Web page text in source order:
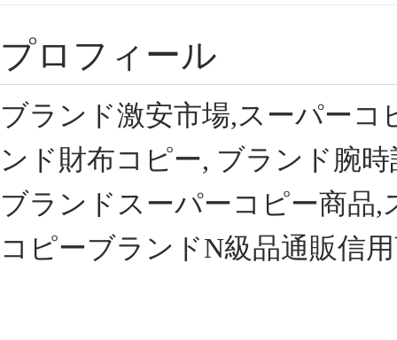
プロフィール
ブランド激安市場,スーパー
ンド財布コピー, ブランド腕
ブランドスーパーコピー商品
コピーブランドN級品通販信